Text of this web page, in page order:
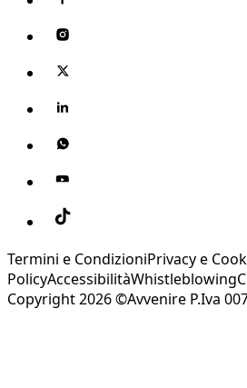
Termini e CondizioniPrivacy e
PolicyAccessibilitàWhistleblowing
Copyright 2026 ©Avvenire P.Iva